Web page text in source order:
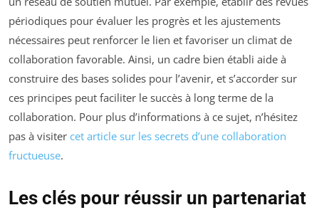
périodiques pour évaluer les progrès et les ajustements
nécessaires peut renforcer le lien et favoriser un climat de
collaboration favorable. Ainsi, un cadre bien établi aide à
construire des bases solides pour l’avenir, et s’accorder sur
ces principes peut faciliter le succès à long terme de la
collaboration. Pour plus d’informations à ce sujet, n’hésitez
pas à visiter cet article sur les secrets d’une collaboration
fructueuse.
Les clés pour réussir un partenariat